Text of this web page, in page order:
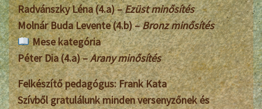
Radvánszky Léna (4.a)–Ezüst minősítés
Molnár Buda Levente (4.b)–Bronz minősítés
Mese kategória
Péter Dia (4.a)–Arany minősítés
Felkészítő pedagógus: Frank Kata
Szívből gratulálunk minden versenyzőnek és